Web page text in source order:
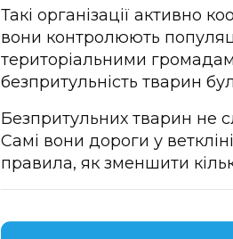
Такі організації активно
вони контролюють
територіальними
безпритульність тварин
Безпритульних тварин не
Самі вони дороги у
правила, як зменшити